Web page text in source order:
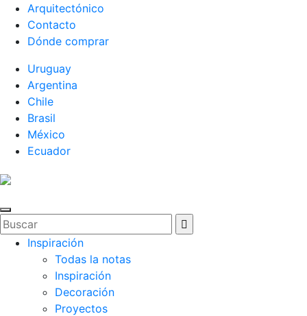
Arquitectónico
Contacto
Dónde comprar
Uruguay
Argentina
Chile
Brasil
México
Ecuador
Inspiración
Todas la notas
Inspiración
Decoración
Proyectos